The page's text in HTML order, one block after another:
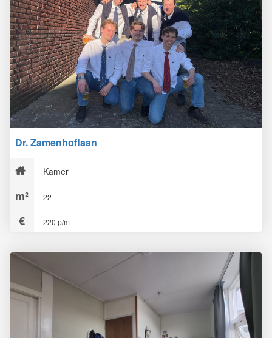
Dr. Zamenhoflaan
Kamer
22
220 p/m